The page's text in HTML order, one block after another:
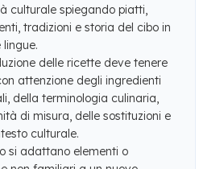
culturale spiegando piatti,
tradizioni e storia del cibo in
lingue.
delle ricette deve tenere
attenzione degli ingredienti
della terminologia culinaria,
di misura, delle sostituzioni e
culturale.
si adattano elementi o